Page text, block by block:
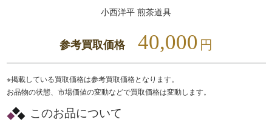
小西洋平 煎茶道具
参考買取価格 40,000 円
※掲載している買取価格は参考買取価格となります。
お品物の状態、市場価値の変動などで買取価格は変動します。
このお品について